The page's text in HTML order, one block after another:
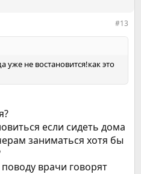
#13
уже не востановится!как это
если сидеть дома
заниматься хотя бы
врачи говорят